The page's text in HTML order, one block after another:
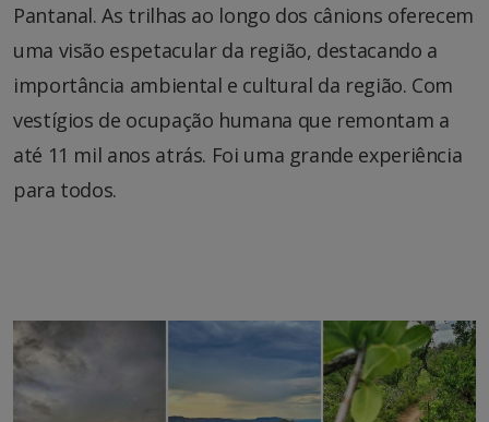
Pantanal. As trilhas ao longo dos cânions oferecem
uma visão espetacular da região, destacando a
importância ambiental e cultural da região. Com
vestígios de ocupação humana que remontam a
até 11 mil anos atrás. Foi uma grande experiência
para todos.